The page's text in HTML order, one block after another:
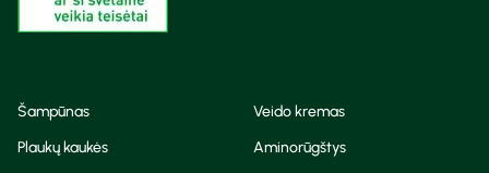
Šampūnas
Veido kremas
Plaukų kaukės
Aminorūgštys